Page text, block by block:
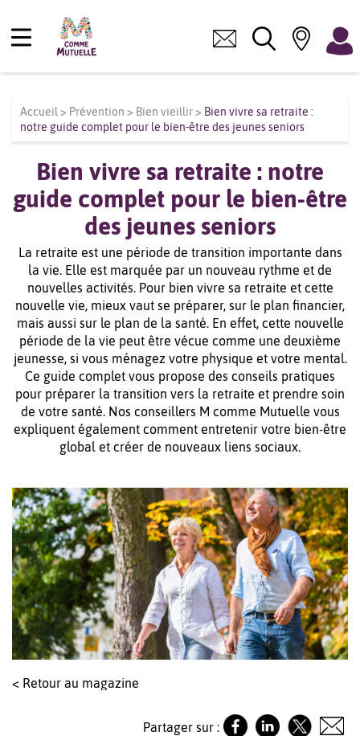
Accueil > Prévention > Bien vieillir> Bien vivre sa retraite :
notre guide complet pour le bien-être des jeunes seniors
Bien vivre sa retraite : notre
guide complet pour le bien-être
des jeunes seniors
La retraite est une période de transition importante dans
la vie. Elle est marquée par un nouveau rythme et de
nouvelles activités. Pour bien vivre sa retraite et cette
nouvelle vie, mieux vaut se préparer, sur le plan financier,
mais aussi sur le plan de la santé. En effet, cette nouvelle
période de la vie peut être vécue comme une deuxième
jeunesse, si vous ménagez votre physique et votre mental.
Ce guide complet vous propose des conseils pratiques
pour préparer la transition vers la retraite et prendre soin
de votre santé. Nos conseillers M comme Mutuelle vous
expliquent également comment entretenir votre bien-être
global et créer de nouveaux liens sociaux.
< Retour au magazine
Partager sur :